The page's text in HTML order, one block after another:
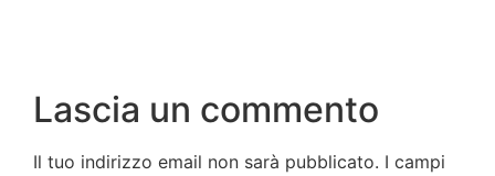
Lascia un commento
Il tuo indirizzo email non sarà pubblicato. I campi